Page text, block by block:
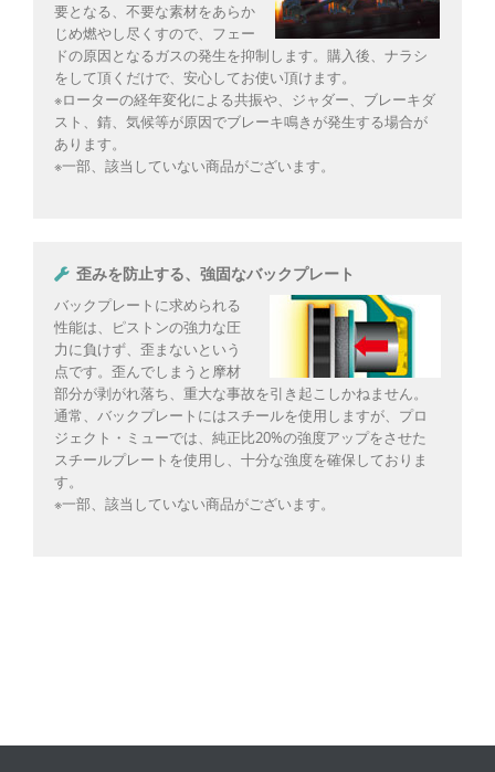
要となる、不要な素材をあらか
じめ燃やし尽くすので、フェー
ドの原因となるガスの発生を抑制します。購入後、ナラシ
をして頂くだけで、安心してお使い頂けます。
※ローターの経年変化による共振や、ジャダー、ブレーキダ
スト、錆、気候等が原因でブレーキ鳴きが発生する場合が
あります。
※一部、該当していない商品がございます。
歪みを防止する、強固なバックプレート
バックプレートに求められる
性能は、ピストンの強力な圧
力に負けず、歪まないという
点です。歪んでしまうと摩材
部分が剥がれ落ち、重大な事故を引き起こしかねません。
通常、バックプレートにはスチールを使用しますが、プロ
ジェクト・ミューでは、純正比20%の強度アップをさせた
スチールプレートを使用し、十分な強度を確保しておりま
す。
※一部、該当していない商品がございます。